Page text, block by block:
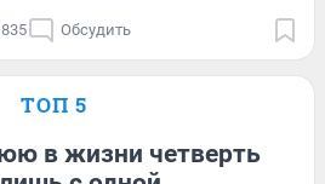
Обсудить
ТОП 5
в жизни четверть